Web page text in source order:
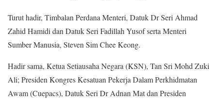
Turut hadir, Timbalan Perdana Menteri, Datuk Dr Seri Ahmad
Zahid Hamidi dan Datuk Seri Fadillah Yusof serta Menteri
Sumber Manusia, Steven Sim Chee Keong.
Hadir sama, Ketua Setiausaha Negara (KSN), Tan Sri Mohd Zuki
Ali; Presiden Kongres Kesatuan Pekerja Dalam Perkhidmatan
Awam (Cuepacs), Datuk Seri Dr Adnan Mat dan Presiden